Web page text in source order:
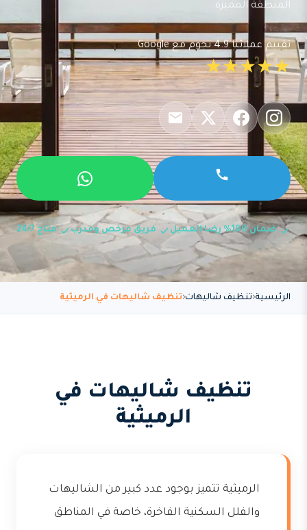
المنطقة المميزة.
تقييم عملائنا 4.9 نجوم مع Google
★★★★★
ضمان 100% رضا العميل فريق مرخص ومدرب متاح 24/7
الرئيسية تنظيف شاليهات تنظيف شاليهات في الرميثية
تنظيف شاليهات في
الرميثية
الرميثية تتميز بوجود عدد كبير من الشاليهات
والفلل السكنية الفاخرة، خاصة في المناطق